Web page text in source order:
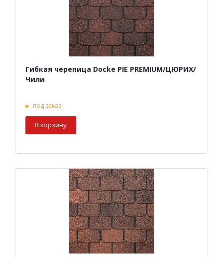
Гибкая черепица Docke PIE PREMIUM/ЦЮРИХ/
Чили
под заказ
В корзину